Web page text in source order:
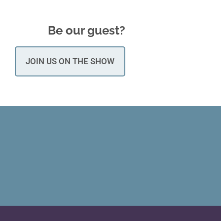
Be our guest?
JOIN US ON THE SHOW